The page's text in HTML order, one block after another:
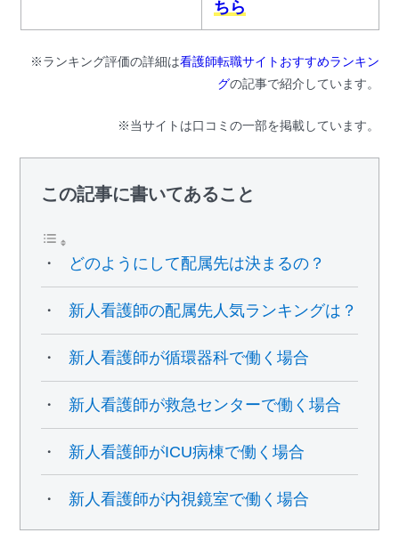
ちら
※ランキング評価の詳細は看護師転職サイトおすすめランキン
グの記事で紹介しています。
※当サイトは口コミの一部を掲載しています。
この記事に書いてあること
どのようにして配属先は決まるの？
新人看護師の配属先人気ランキングは？
新人看護師が循環器科で働く場合
新人看護師が救急センターで働く場合
新人看護師がICU病棟で働く場合
新人看護師が内視鏡室で働く場合